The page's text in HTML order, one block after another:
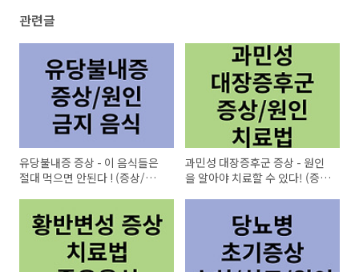
관련글
유당불내증 증상 - 이 음식들은
절대 먹으면 안된다 ! (증상/치료
과민성 대장증후군 증상 - 원인
을 알아야 치료할 수 있다! (증